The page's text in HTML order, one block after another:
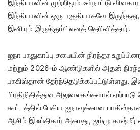
இந்தியாவின் முற்றிலும் உள்நாட்டு
இந்தியாவின் ஒரு பகுதியாகவே
இனியும் இருக்கும்” எனத் தெரிவித்தார்.
ஐநா பாதுகாப்பு சபையின் நிரந்தர
மற்றும் 2026-ம் ஆண்டுகளில் அதன்
பாகிஸ்தான் தேர்ந்தெடுக்கப்பட்டுள்ளது.
பிரதிநிதித்துவ அலுவலகங்களால்
கூட்டத்தில் பேசிய ஐநாவுக்கான
ஆசிம் இஃப்திகார் அகமது, ஜம்மு